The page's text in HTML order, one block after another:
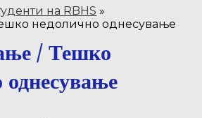
на RBHS »
недолично однесување
/ Тешко